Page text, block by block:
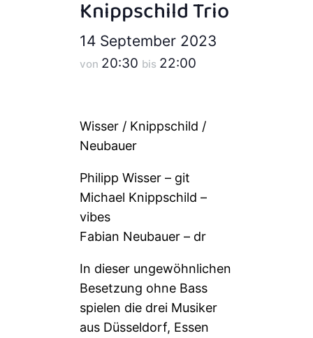
Knippschild Trio
14 September 2023
von 20:30 bis 22:00
Wisser / Knippschild /
Neubauer
Philipp Wisser – git
Michael Knippschild –
vibes
Fabian Neubauer – dr
In dieser ungewöhnlichen
Besetzung ohne Bass
spielen die drei Musiker
aus Düsseldorf, Essen